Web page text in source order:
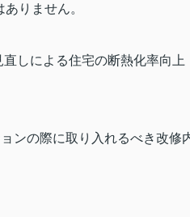
りません。
しによる住宅の断熱化率向上
ンの際に取り入れるべき改修